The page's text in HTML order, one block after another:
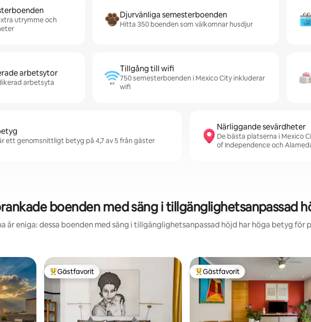
utrymme och
Djurvänliga semesterboenden
Hitta 350 boenden som välkomnar husdjur
arbetsytor
arbetsyta
Tillgång till wifi
750 semesterboenden i Mexico City inkluderar
wifi
ett genomsnittligt betyg på 4,7 av 5 från gäster
Närliggande sevärdheter
De bästa platserna i Mexico
of Independence och
boenden med säng i tillgänglighetsanpassad
är eniga: dessa boenden med säng i tillgänglighetsanpassad höjd har höga betyg för
Populär gästfavorit
Gästfavorit Populär gästfavorit
Gästfavorit